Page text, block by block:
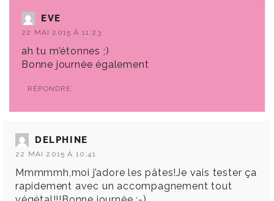
EVE
22 MAI 2015 À 11:23
ah tu m’étonnes ;)
Bonne journée également
RÉPONDRE
DELPHINE
22 MAI 2015 À 10:41
Mmmmmh,moi j’adore les pâtes!Je vais tester ça
rapidement avec un accompagnement tout